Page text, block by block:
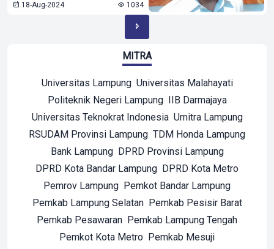
18-Aug-2024 1034
MITRA
Universitas Lampung Universitas Malahayati
Politeknik Negeri Lampung IIB Darmajaya
Universitas Teknokrat Indonesia Umitra Lampung
RSUDAM Provinsi Lampung TDM Honda Lampung
Bank Lampung DPRD Provinsi Lampung
DPRD Kota Bandar Lampung DPRD Kota Metro
Pemrov Lampung Pemkot Bandar Lampung
Pemkab Lampung Selatan Pemkab Pesisir Barat
Pemkab Pesawaran Pemkab Lampung Tengah
Pemkot Kota Metro Pemkab Mesuji